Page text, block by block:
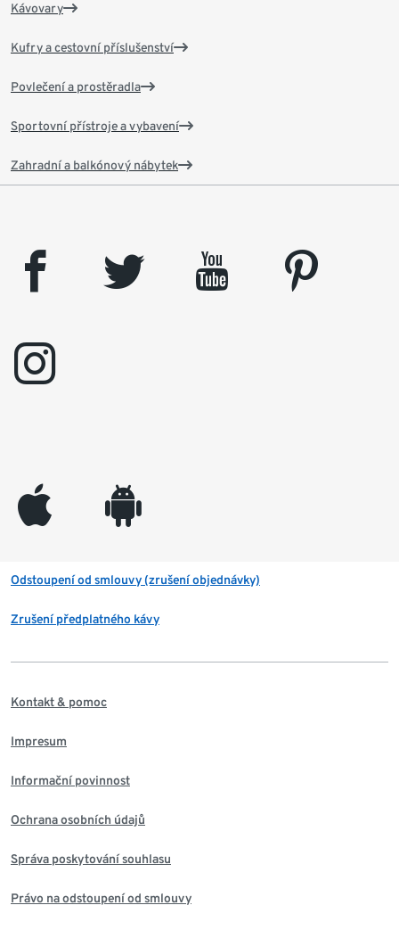
Kávovary
Kufry a cestovní příslušenství
Povlečení a prostěradla
Sportovní přístroje a vybavení
Zahradní a balkónový nábytek
facebook twitter youtube
pinterest
instagram
appleinc android
Odstoupení od smlouvy (zrušení objednávky)
Zrušení předplatného kávy
Kontakt & pomoc
Impresum
Informační povinnost
Ochrana osobních údajů
Správa poskytování souhlasu
Právo na odstoupení od smlouvy